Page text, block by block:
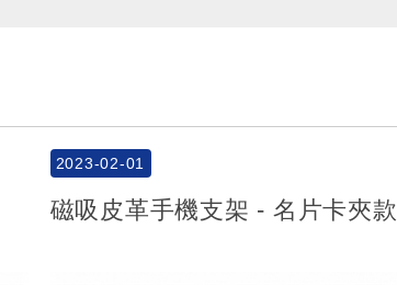
2023-02-01
磁吸皮革手機支架 - 名片卡夾款